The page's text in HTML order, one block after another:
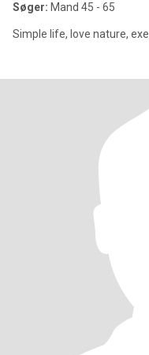
Søger: Mand 45 - 65
Simple life, love nature,